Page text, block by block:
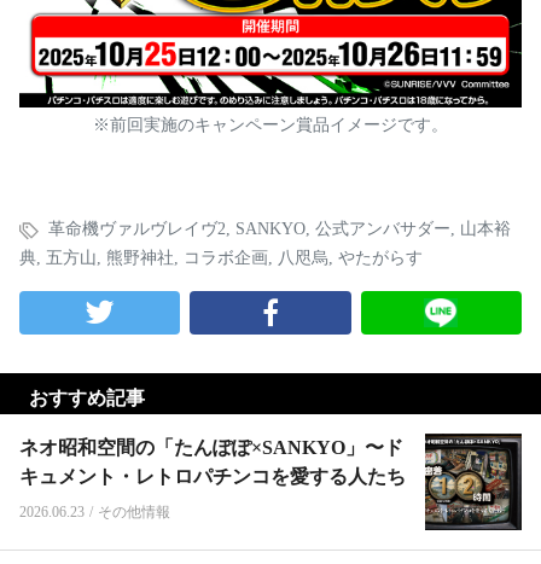
※前回実施のキャンペーン賞品イメージです。
革命機ヴァルヴレイヴ2 SANKYO 公式アンバサダー
山本裕
典 五方山 熊野神社 コラボ企画 八咫烏 やたがらす
おすすめ記事
ネオ昭和空間の「たんぽぽ×SANKYO」〜ド
キュメント・レトロパチンコを愛する人たち
2026.06.23 / その他情報